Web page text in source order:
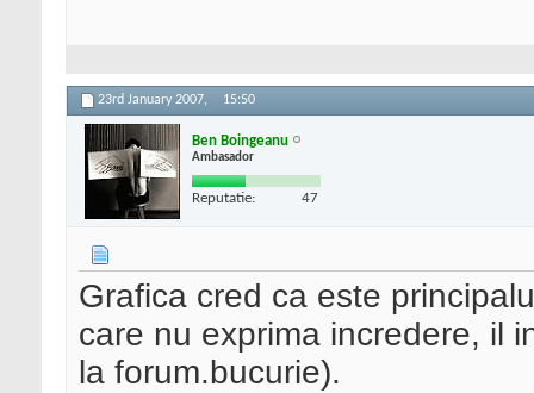
23rd January 2007, 15:50
Ben Boingeanu
Ambasador
Reputatie: 47
Grafica cred ca este
care nu exprima incredere, il
la forum.bucurie).